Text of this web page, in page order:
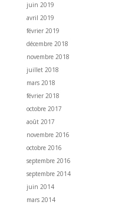
juin 2019
avril 2019
février 2019
décembre 2018
novembre 2018
juillet 2018
mars 2018
février 2018
octobre 2017
août 2017
novembre 2016
octobre 2016
septembre 2016
septembre 2014
juin 2014
mars 2014